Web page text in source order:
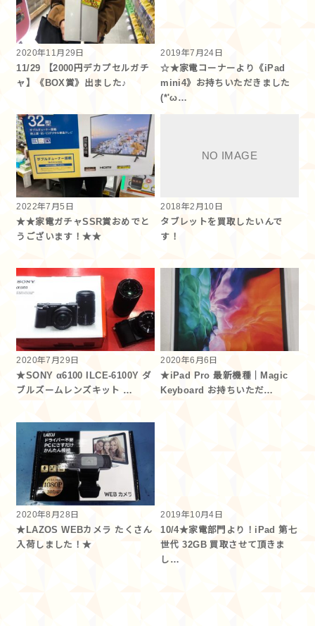
2020年11月29日
11/29 【2000円デカプセルガチ
ャ】《BOX賞》出ました♪
2019年7月24日
☆★家電コーナーより《iPad
mini4》お持ちいただきました
(*'ω…
2022年7月5日
★★家電ガチャSSR賞おめでと
うございます！★★
2018年2月10日
タブレットを買取したいんで
す！
2020年7月29日
★SONY α6100 ILCE-6100Y ダ
ブルズームレンズキット …
2020年6月6日
★iPad Pro 最新機種｜Magic
Keyboard お持ちいただ…
2020年8月28日
★LAZOS WEBカメラ たくさん
入荷しました！★
2019年10月4日
10/4★家電部門より！iPad 第七
世代 32GB 買取させて頂きま
し…